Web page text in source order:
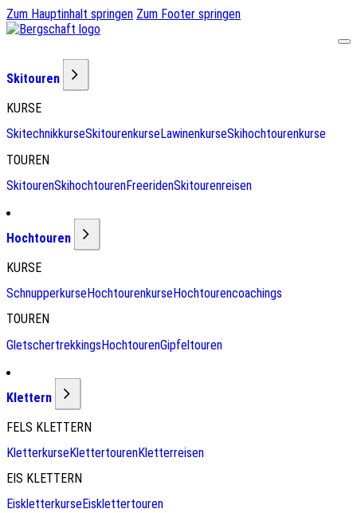
Zum Hauptinhalt springen Zum Footer springen
Skitouren
KURSE
SkitechnikkurseSkitourenkurseLawinenkurseSkihochtourenkurse
TOUREN
SkitourenSkihochtourenFreeridenSkitourenreisen
Hochtouren
KURSE
SchnupperkurseHochtourenkurseHochtourencoachings
TOUREN
GletschertrekkingsHochtourenGipfeltouren
Klettern
FELS KLETTERN
KletterkurseKlettertourenKletterreisen
EIS KLETTERN
EiskletterkurseEisklettertouren